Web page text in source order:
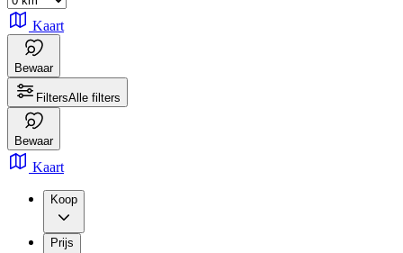
Kaart
Bewaar
FiltersAlle filters
Bewaar
Kaart
Koop
Prijs